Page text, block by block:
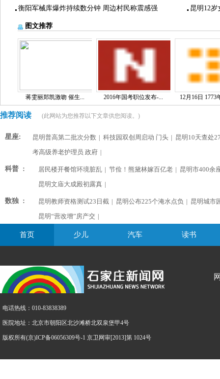
衡阳军械库爆炸持续数分钟 周边村民称震感强
昆明12
图文推荐
蒋雯丽郑凯激吻 催生... 2016年国考职位发布-... 12月16日 1773
推荐阅读 (此网站为您推荐以下文章供您阅读。)
星座: 昆明普高第二批次分数 | 科技园双创周启动 门头 | 昆明10天查处
考高级养老护理员 政府 |
科普 : 居民楼开餐馆环境脏乱 | 节俭！熊黛林嫁百亿老 | 昆明市400余
昆明文庙大成殿初露真 |
数独 : 昆明教师资格测试23日截 | 昆明公布225个淹水点负 | 昆明城市
昆明“营改增”房产交 |
首页 少儿 汽车 读书
电话热线：010-83838389
医院地址：北京市朝阳区北沙滩桥北双泉堡甲4号
版权所有(京)ICP备06056309号-1 京卫网审[2013]第 1024号